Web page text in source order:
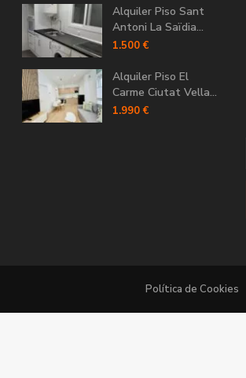
Alquiler Piso Sant
Antoni La Saïdia...
1.500 €
Alquiler Piso El
Carme Ciutat Vella...
1.990 €
Política de Cookies